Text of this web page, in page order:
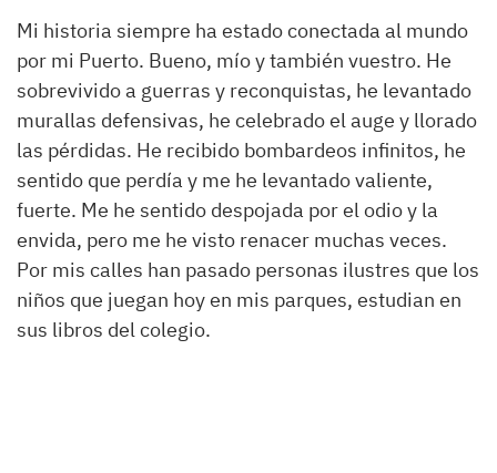
Mi historia siempre ha estado conectada al mundo
por mi Puerto. Bueno, mío y también vuestro. He
sobrevivido a guerras y reconquistas, he levantado
murallas defensivas, he celebrado el auge y llorado
las pérdidas. He recibido bombardeos infinitos, he
sentido que perdía y me he levantado valiente,
fuerte. Me he sentido despojada por el odio y la
envida, pero me he visto renacer muchas veces.
Por mis calles han pasado personas ilustres que los
niños que juegan hoy en mis parques, estudian en
sus libros del colegio.